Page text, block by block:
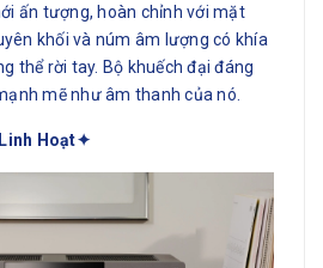
ấn tượng, hoàn chỉnh với mặt
khối và núm âm lượng có khía
thể rời tay. Bộ khuếch đại đáng
mẽ như âm thanh của nó.
Hoạt✦